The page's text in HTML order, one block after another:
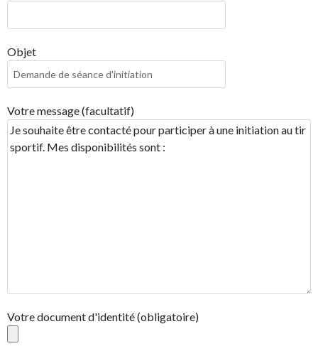
Objet
Votre message (facultatif)
Votre document d'identité (obligatoire)